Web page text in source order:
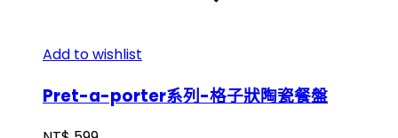
Add to wishlist
Pret-a-porter系列-格子狀陶瓷餐盤